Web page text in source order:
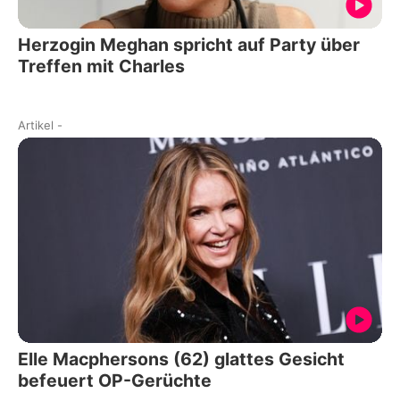
Herzogin Meghan spricht auf Party über
Treffen mit Charles
Artikel -
Elle Macphersons (62) glattes Gesicht
befeuert OP-Gerüchte